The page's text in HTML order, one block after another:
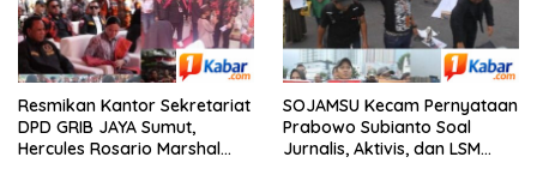
Resmikan Kantor Sekretariat
DPD GRIB JAYA Sumut,
Hercules Rosario Marshal
SOJAMSU Kecam Pernyataan
Prabowo Subianto Soal
Jurnalis, Aktivis, dan LSM